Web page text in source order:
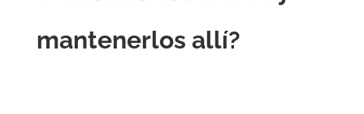
mantenerlos allí?